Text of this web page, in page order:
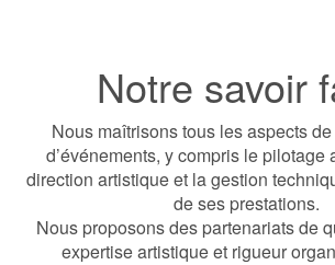
Notre savoir
Nous maîtrisons tous les aspects
d’événements, y compris le pilotage
direction artistique et la gestion
de ses prestations.
Nous proposons des partenariats de
expertise artistique et rigueur